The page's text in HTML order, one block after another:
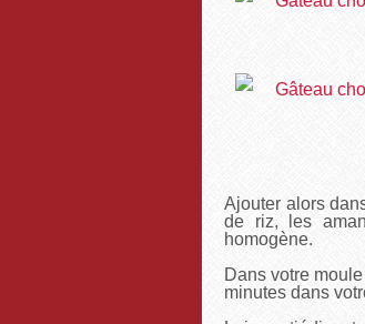
Ajouter alors
de riz, les
homogène.
Dans votre
minutes dans